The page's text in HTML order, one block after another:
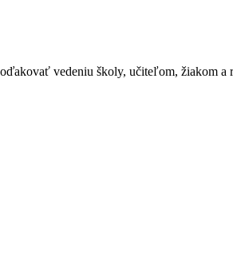
vedeniu školy, učiteľom, žiakom